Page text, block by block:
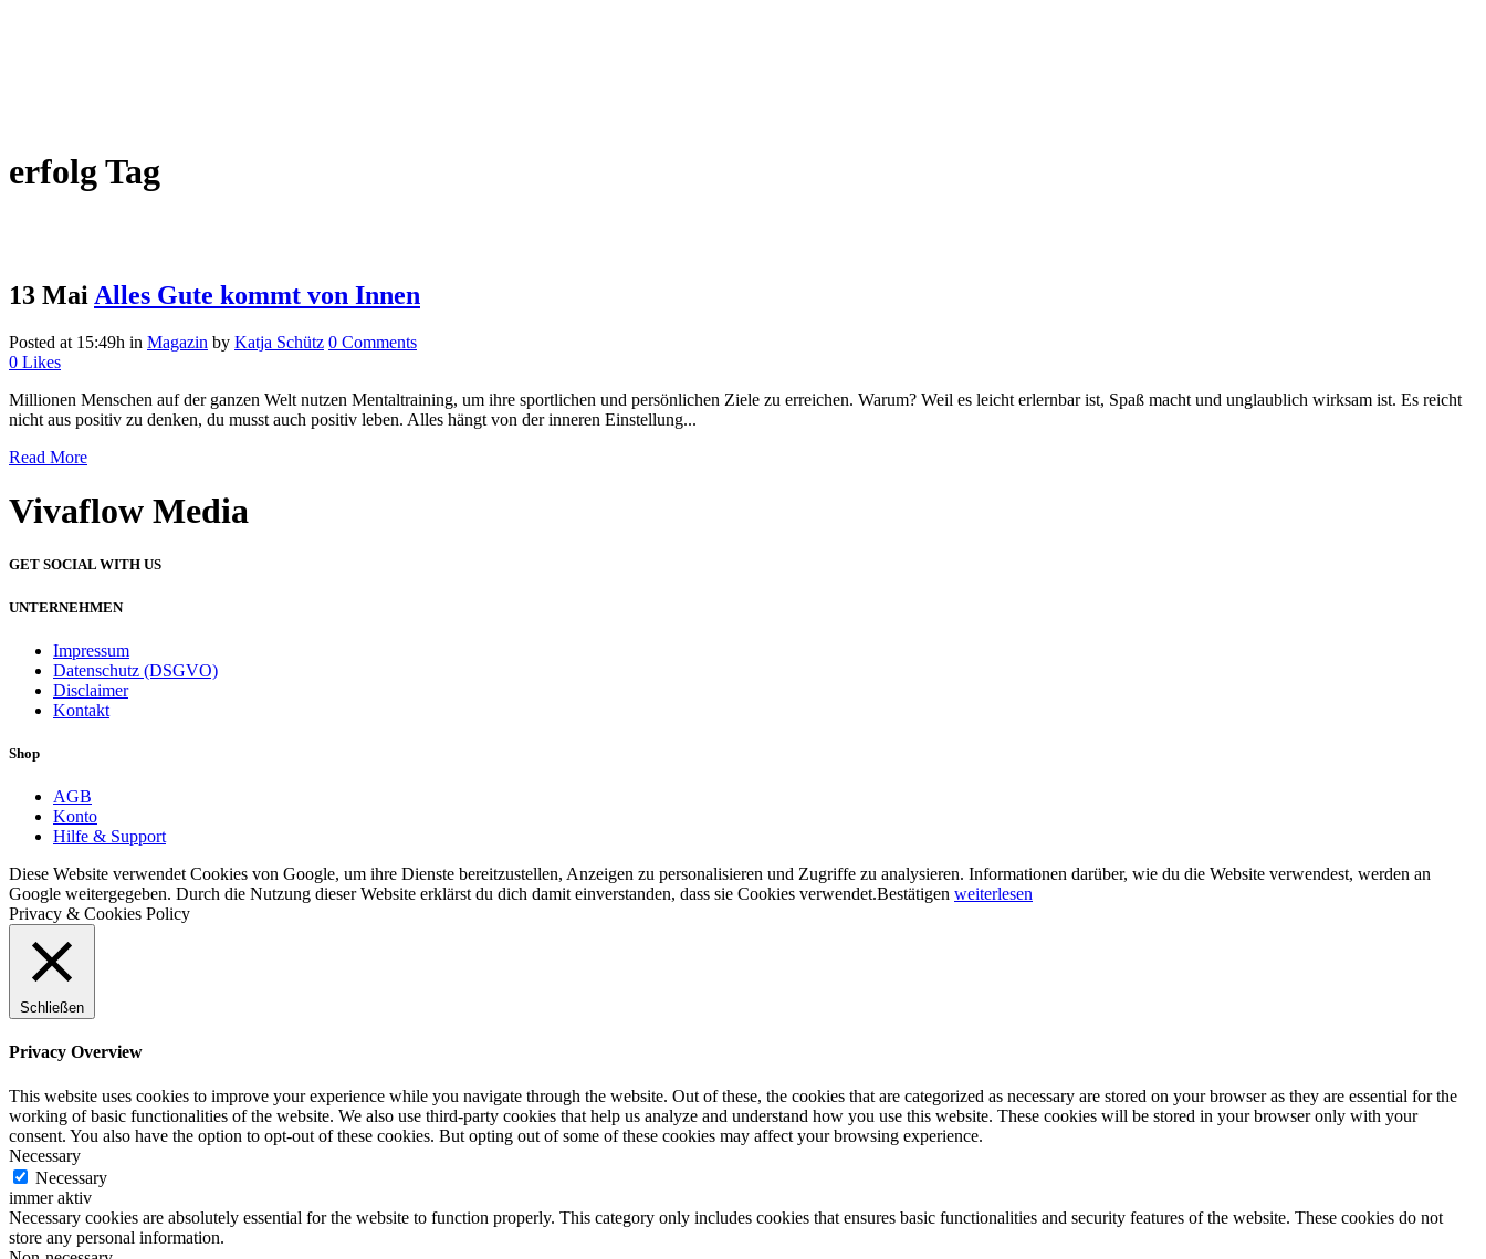
erfolg Tag
13 Mai Alles Gute kommt von Innen
Posted at 15:49h in Magazin by Katja Schütz 0 Comments
0 Likes
Millionen Menschen auf der ganzen Welt nutzen Mentaltraining, um ihre sportlichen und persönlichen Ziele zu erreichen. Warum? Weil es leicht erlernbar ist, Spaß macht und unglaublich wirksam ist. Es reicht
nicht aus positiv zu denken, du musst auch positiv leben. Alles hängt von der inneren Einstellung...
Read More
Vivaflow Media
GET SOCIAL WITH US
UNTERNEHMEN
Impressum
Datenschutz (DSGVO)
Disclaimer
Kontakt
Shop
AGB
Konto
Hilfe & Support
Diese Website verwendet Cookies von Google, um ihre Dienste bereitzustellen, Anzeigen zu personalisieren und Zugriffe zu analysieren. Informationen darüber, wie du die Website verwendest, werden an
Google weitergegeben. Durch die Nutzung dieser Website erklärst du dich damit einverstanden, dass sie Cookies verwendet.Bestätigen weiterlesen
Privacy & Cookies Policy
Schließen
Privacy Overview
This website uses cookies to improve your experience while you navigate through the website. Out of these, the cookies that are categorized as necessary are stored on your browser as they are essential for the
working of basic functionalities of the website. We also use third-party cookies that help us analyze and understand how you use this website. These cookies will be stored in your browser only with your
consent. You also have the option to opt-out of these cookies. But opting out of some of these cookies may affect your browsing experience.
Necessary
Necessary
immer aktiv
Necessary cookies are absolutely essential for the website to function properly. This category only includes cookies that ensures basic functionalities and security features of the website. These cookies do not
store any personal information.